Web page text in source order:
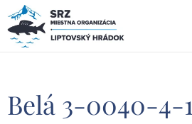
Belá 3-0040-4-1